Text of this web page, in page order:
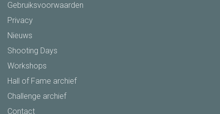
Gebruiksvoorwaarden
Privacy
Nieuws
Shooting Days
Workshops
Hall of Fame archief
Challenge archief
Contact